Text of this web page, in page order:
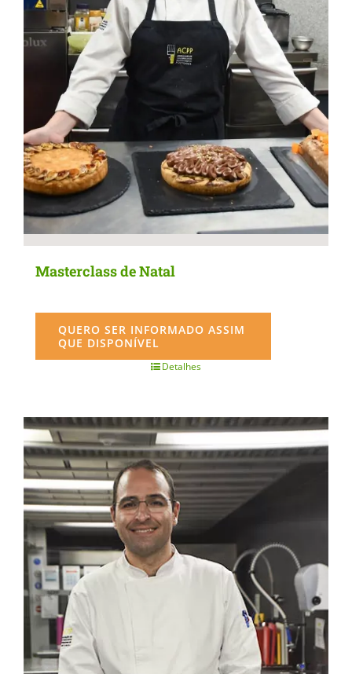
Masterclass de Natal
QUERO SER INFORMADO ASSIM
QUE DISPONÍVEL
Detalhes